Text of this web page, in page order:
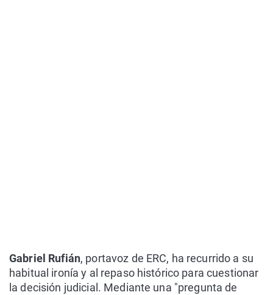
Gabriel Rufián, portavoz de ERC, ha recurrido a su
habitual ironía y al repaso histórico para cuestionar
la decisión judicial. Mediante una "pregunta de